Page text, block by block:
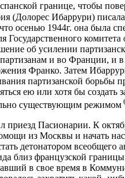
границе, чтобы
(Долорес Ибаррури)
осенью 1944г. она была
Государственного
об усилении
и во Франции, и
Франко. Затем
партизанской борьбы
ею или хотя бы создать
существующим режимом
приезд Пасионарии. К
из Москвы и начать
детонатором всеобщего
близ французской
в свое время в